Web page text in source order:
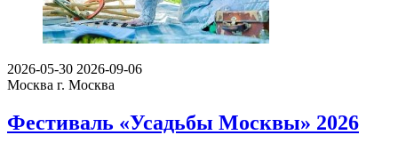
2026-05-30 2026-09-06
Москва г. Москва
Фестиваль «Усадьбы Москвы» 2026